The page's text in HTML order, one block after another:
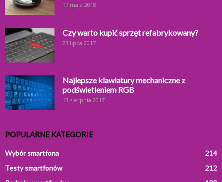
17 maja 2018
Czy warto kupić sprzęt refabrykowany?
23 lipca 2017
Najlepsze klawiatury mechaniczne z
podświetleniem RGB
13 sierpnia 2017
POPULARNE KATEGORIE
Wybór smartfona
214
Testy smartfonów
212